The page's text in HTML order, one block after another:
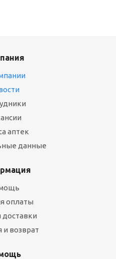
аптек
данные
оплаты
доставки
и возврат